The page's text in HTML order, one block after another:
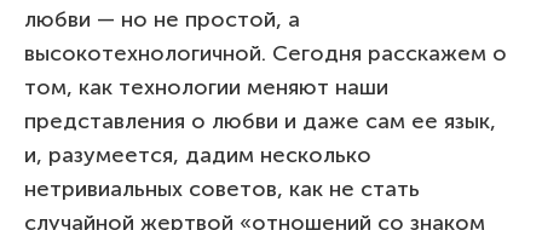
любви — но не простой, а
высокотехнологичной. Сегодня расскажем о
том, как технологии меняют наши
представления о любви и даже сам ее язык,
и, разумеется, дадим несколько
нетривиальных советов, как не стать
случайной жертвой «отношений со знаком